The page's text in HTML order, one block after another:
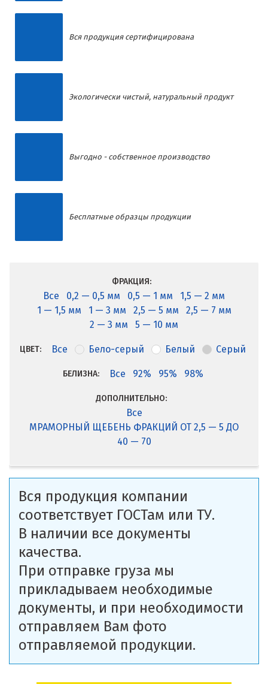
Вся продукция сертифицирована
Экологически чистый, натуральный продукт
Выгодно - собственное производство
Бесплатные образцы продукции
ФРАКЦИЯ:
Все 0,2 — 0,5 мм 0,5 — 1 мм
1,5 — 2 мм
1 — 1,5 мм
1 — 3 мм 2,5 — 5 мм
2,5 — 7 мм
2 — 3 мм
5 — 10 мм
ЦВЕТ: Все Бело-серый Белый Серый
БЕЛИЗНА: Все 92% 95% 98%
ДОПОЛНИТЕЛЬНО:
Все
МРАМОРНЫЙ ЩЕБЕНЬ ФРАКЦИЙ ОТ 2,5 — 5 ДО
40 — 70
Вся продукция компании
соответствует ГОСТам или ТУ.
В наличии все документы
качества.
При отправке груза мы
прикладываем необходимые
документы, и при необходимости
отправляем Вам фото
отправляемой продукции.